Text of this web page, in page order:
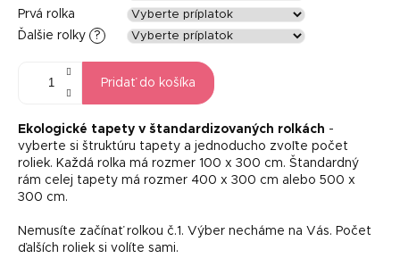
Prvá rolka
Ďalšie rolky
?
Pridať do košíka
Ekologické tapety v štandardizovaných rolkách -
vyberte si štruktúru tapety a jednoducho zvoľte počet
roliek. Každá rolka má rozmer 100 x 300 cm. Štandardný
rám celej tapety má rozmer 400 x 300 cm alebo 500 x
300 cm.
Nemusíte začínať rolkou č.1. Výber necháme na Vás. Počet
ďalších roliek si volíte sami.